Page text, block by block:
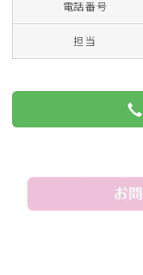
電話番号
担当